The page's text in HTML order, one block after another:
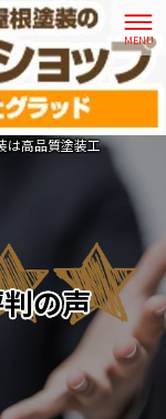
は高品質塗装工
の声